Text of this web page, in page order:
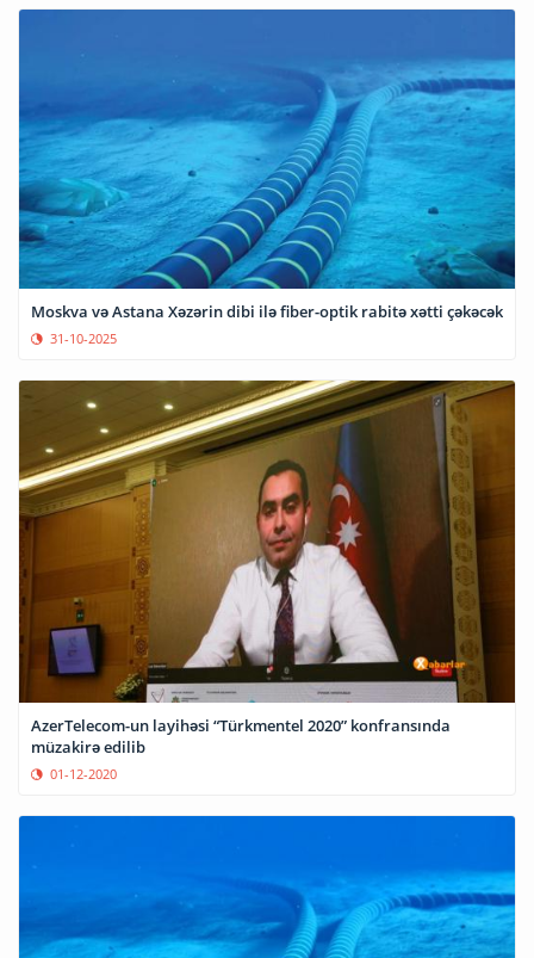
Moskva və Astana Xəzərin dibi ilə fiber-optik rabitə xətti çəkəcək
31-10-2025
AzerTelecom-un layihəsi “Türkmentel 2020” konfransında
müzakirə edilib
01-12-2020